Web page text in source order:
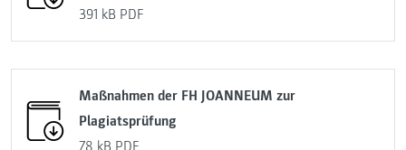
391 kB PDF
Maßnahmen der FH JOANNEUM zur
Plagiatsprüfung